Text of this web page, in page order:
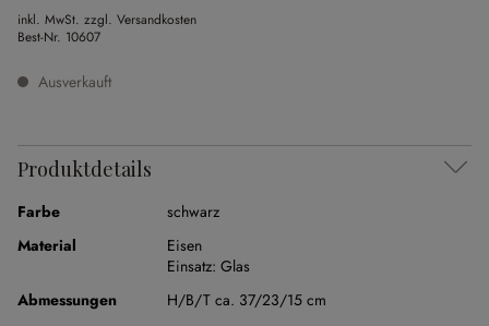
inkl. MwSt. zzgl. Versandkosten
Best-Nr. 10607
Ausverkauft
Produktdetails
Farbe
schwarz
Material
Eisen
Einsatz: Glas
Abmessungen
H/B/T ca. 37/23/15 cm